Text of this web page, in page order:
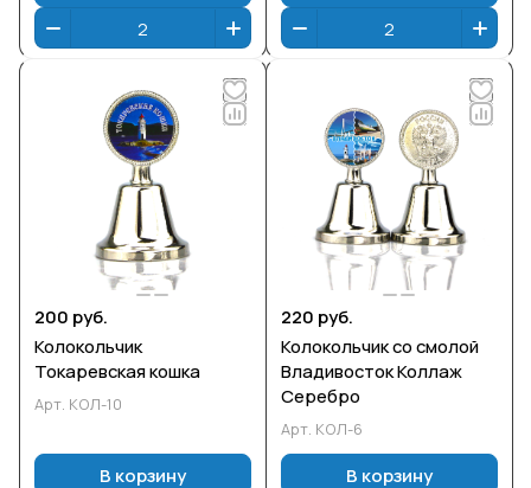
200 руб.
Колокольчик
Токаревская кошка
Арт. КОЛ-10
В корзину
220 руб.
Колокольчик со смолой
Владивосток Коллаж
Серебро
Арт. КОЛ-6
В корзину